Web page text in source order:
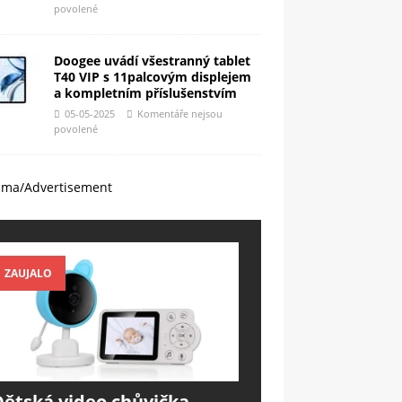
povolené
Doogee uvádí všestranný tablet
T40 VIP s 11palcovým displejem
a kompletním příslušenstvím
05-05-2025
Komentáře nejsou
povolené
Advertisement
ZAUJALO